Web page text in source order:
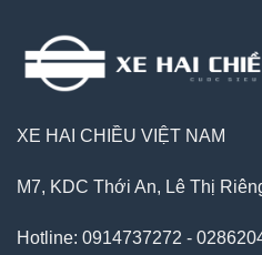
XE HAI CHIỀU VIỆT NAM
M7, KDC Thới An, Lê Thị
Hotline: 0914737272 -